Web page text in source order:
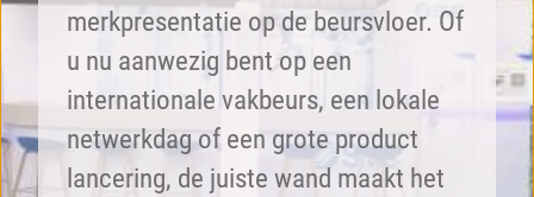
merkpresentatie op de beursvloer. Of
u nu aanwezig bent op een
internationale vakbeurs, een lokale
netwerkdag of een grote product
lancering, de juiste wand maakt het